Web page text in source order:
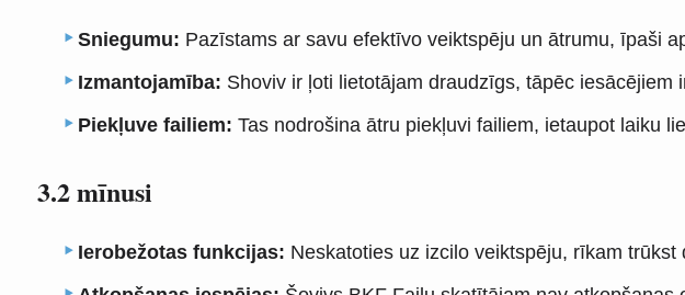
Sniegumu: Pazīstams ar savu efektīvo veiktspēju un ātrumu, īpaši
Izmantojamība: Shoviv ir ļoti lietotājam draudzīgs, tāpēc iesācējiem
Piekļuve failiem: Tas nodrošina ātru piekļuvi failiem, ietaupot laiku
3.2 mīnusi
Ierobežotas funkcijas: Neskatoties uz izcilo veiktspēju, rīkam